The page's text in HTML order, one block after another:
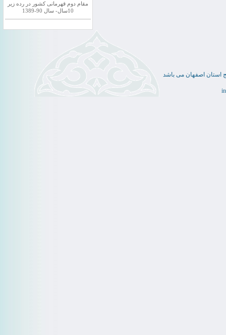
مقام دوم قهرمانی کشور در رده زیر
10سال- سال 90-1389
استان اصفهان می باشد